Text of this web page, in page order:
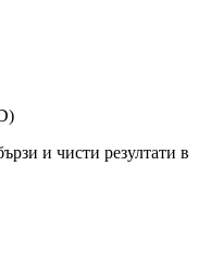
и чисти резултати в